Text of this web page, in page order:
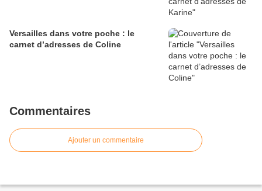
Versailles dans votre poche : le
carnet d’adresses de Coline
Commentaires
Ajouter un commentaire